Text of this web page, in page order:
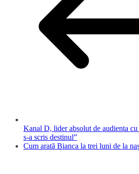
Kanal D, lider absolut de audienta
s-a scris destinul”
Cum arată Bianca la trei luni de la